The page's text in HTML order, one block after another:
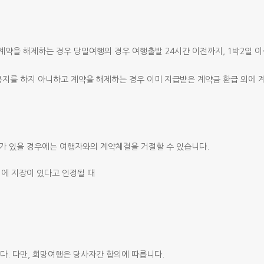
을 해제하는 경우 당일여행의 경우 여행출발 24시간 이전까지, 1박2일
를 하지 아니하고 계약을 해제하는 경우 이미 지급받은 계약금 환급 외에
있을 경우에는 여행자와의 계약체결을 거절할 수 있습니다.
지장이 있다고 인정될 때
다만, 희망여행은 당사자간 합의에 따릅니다.